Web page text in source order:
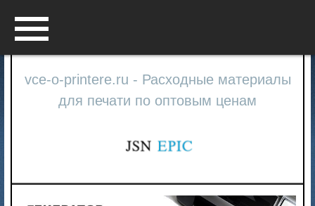
vce-o-printere.ru - Расходные материалы
для печати по оптовым ценам